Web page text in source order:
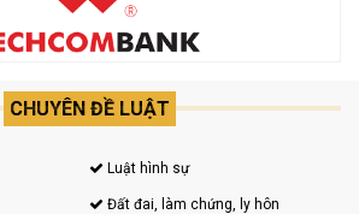
CHUYÊN ĐỀ LUẬT
Luật hình sự
Đất đai, làm chứng, ly hôn